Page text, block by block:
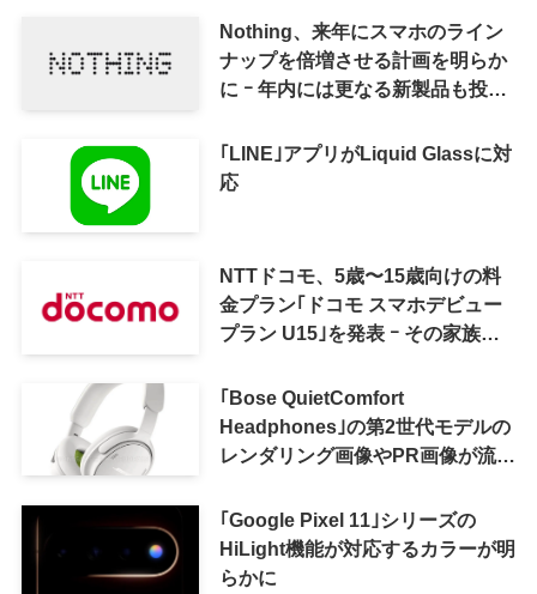
Nothing、来年にスマホのライン
ナップを倍増させる計画を明らか
に ｰ 年内には更なる新製品も投入
｢LINE｣アプリがLiquid Glassに対
応
NTTドコモ、5歳〜15歳向けの料
金プラン｢ドコモ スマホデビュー
プラン U15｣を発表 ｰ その家族が
｢Bose QuietComfort
Headphones｣の第2世代モデルの
レンダリング画像やPR画像が流出
｢Google Pixel 11｣シリーズの
HiLight機能が対応するカラーが明
らかに